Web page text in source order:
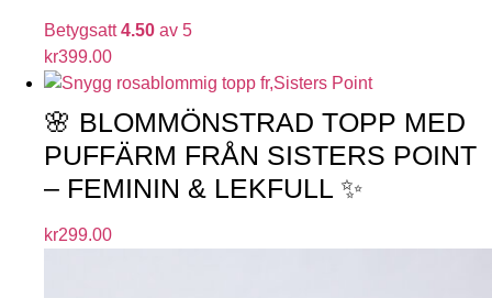
Betygsatt4.50 av 5
kr399.00
🌸 BLOMMÖNSTRAD TOPP MED
PUFFÄRM FRÅN SISTERS POINT
– FEMININ & LEKFULL ✨
kr299.00